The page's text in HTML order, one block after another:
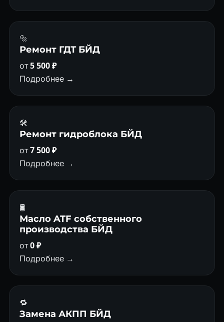
🔩
Ремонт ГДТ БЙД
от5 500 ₽
Подробнее →
🛠️
Ремонт гидроблока БЙД
от7 500 ₽
Подробнее →
🛢
Масло ATF собственного
производства БЙД
от0 ₽
Подробнее →
🔁
Замена АКПП БЙД